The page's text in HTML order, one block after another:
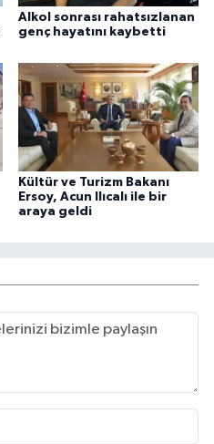
Alkol sonrası rahatsızlanan
genç hayatını kaybetti
Kültür ve Turizm Bakanı
Ersoy, Acun Ilıcalı ile bir
araya geldi